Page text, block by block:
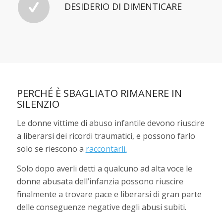
DESIDERIO DI DIMENTICARE
PERCHÉ È SBAGLIATO RIMANERE IN
SILENZIO
Le donne vittime di abuso infantile devono riuscire
a liberarsi dei ricordi traumatici, e possono farlo
solo se riescono a raccontarli.
Solo dopo averli detti a qualcuno ad alta voce le
donne abusata dell’infanzia possono riuscire
finalmente a trovare pace e liberarsi di gran parte
delle conseguenze negative degli abusi subiti.